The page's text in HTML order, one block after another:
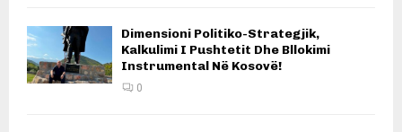
Dimensioni Politiko-Strategjik,
Kalkulimi I Pushtetit Dhe Bllokimi
Instrumental Në Kosovë!
0